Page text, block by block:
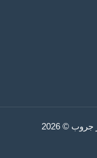
© 2026